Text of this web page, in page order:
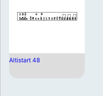
Altistart 48